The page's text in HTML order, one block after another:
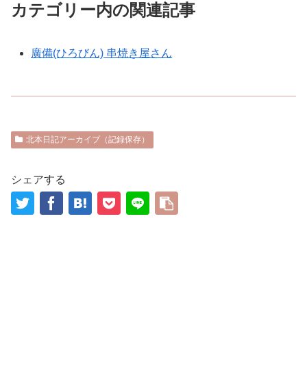
カテゴリー内の関連記事
廣備(ひろびん) 串焼き屋さん
北本日記アーカイブ（記録保存）
シェアする